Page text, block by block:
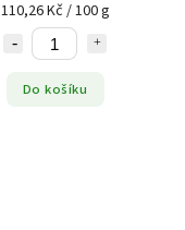
110,26 Kč / 100 g
Do košíku